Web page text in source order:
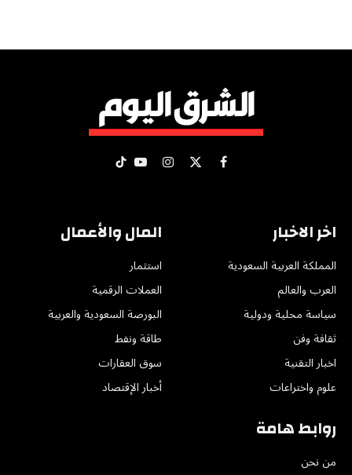
فيسبوك
X الانستغراميوتيوبتيكتوك
اخر الاخبار
المملكة العربية السعودية
العرب والعالم
سياسة محلية ودولية
ثقافة وفن
اخبار التقنية
علوم واختراعات
المال والأعمال
استثمار
العملات الرقمية
البورصة السعودية والعربية
طاقة ونفط
سوق العقارات
أخبار الإقتصاد
روابط هامة
من نحن